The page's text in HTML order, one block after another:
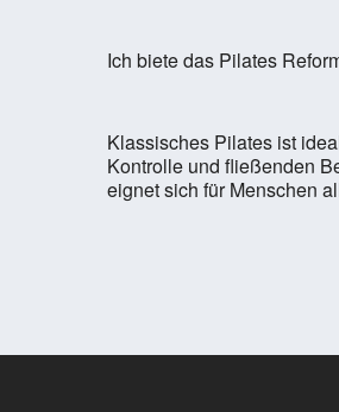
Ich biete das Pilates
Klassisches Pilates ist
Kontrolle und fließenden
eignet sich für Menschen